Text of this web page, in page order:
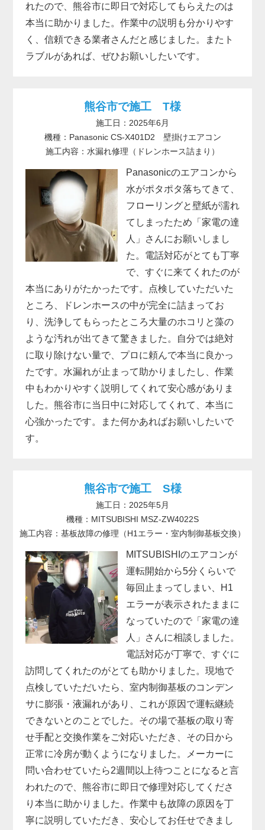
れたので、熊谷市に即日で対応してもらえたのは
本当に助かりました。作業中の説明も分かりやす
く、信頼できる業者さんだと感じました。またト
ラブルがあれば、ぜひお願いしたいです。
熊谷市で施工 T様
施工日：2025年6月
機種：Panasonic CS-X401D2 壁掛けエアコン
施工内容：水漏れ修理（ドレンホース詰まり）
Panasonicのエアコンから
水がポタポタ落ちてきて、
フローリングと壁紙が濡れ
てしまったため「家電の達
人」さんにお願いしまし
た。電話対応がとても丁寧
で、すぐに来てくれたのが
本当にありがたかったです。点検していただいた
ところ、ドレンホースの中が完全に詰まってお
り、洗浄してもらったところ大量のホコリと藻の
ような汚れが出てきて驚きました。自分では絶対
に取り除けない量で、プロに頼んで本当に良かっ
たです。水漏れが止まって助かりましたし、作業
中もわかりやすく説明してくれて安心感がありま
した。熊谷市に当日中に対応してくれて、本当に
心強かったです。また何かあればお願いしたいで
す。
熊谷市で施工 S様
施工日：2025年5月
機種：MITSUBISHI MSZ-ZW4022S
施工内容：基板故障の修理（H1エラー・室内制御基板交換）
MITSUBISHIのエアコンが
運転開始から5分くらいで
毎回止まってしまい、H1
エラーが表示されたままに
なっていたので「家電の達
人」さんに相談しました。
電話対応が丁寧で、すぐに
訪問してくれたのがとても助かりました。現地で
点検していただいたら、室内制御基板のコンデン
サに膨張・液漏れがあり、これが原因で運転継続
できないとのことでした。その場で基板の取り寄
せ手配と交換作業をご対応いただき、その日から
正常に冷房が動くようになりました。メーカーに
問い合わせていたら2週間以上待つことになると言
われたので、熊谷市に即日で修理対応してくださ
り本当に助かりました。作業中も故障の原因を丁
寧に説明していただき、安心してお任せできまし